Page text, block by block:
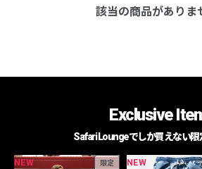
該当の商品がありま
Exclusive
Safari Loungeでしか買えない限
NEW 限定 NEW